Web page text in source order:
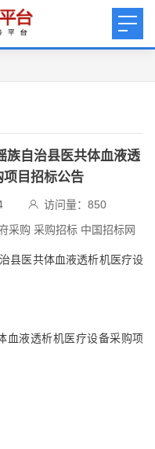
族自治县医共体血液透
目招标公告
访问量： 850
采购 采购招标 中国招标网
县医共体血液透析机医疗设
血液透析机医疗设备采购项